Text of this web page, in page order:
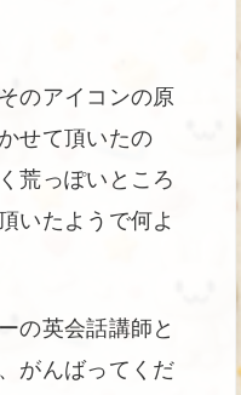
のアイコンの原
せて頂いたの
荒っぽいところ
いたようで何よ
の英会話講師と
がんばってくだ